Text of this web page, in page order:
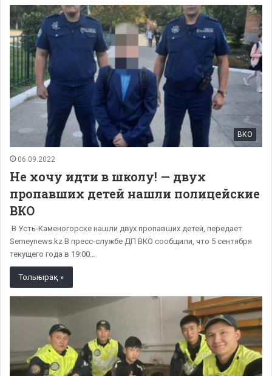
ВКО
06.09.2022
Не хочу идти в школу! — двух
пропавших детей нашли полицейские
ВКО
В Усть-Каменогорске нашли двух пропавших детей, передает
Semeynews.kz В пресс-службе ДП ВКО сообщили, что 5 сентября
текущего года в 19:00…
Толығырақ »